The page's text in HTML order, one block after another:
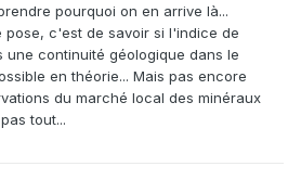
pourquoi on en arrive là...
pose, c'est de savoir si l'indice de
une continuité géologique dans le
en théorie... Mais pas encore
du marché local des minéraux
tout...